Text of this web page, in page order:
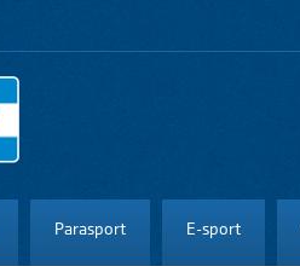
Parasport E-sport